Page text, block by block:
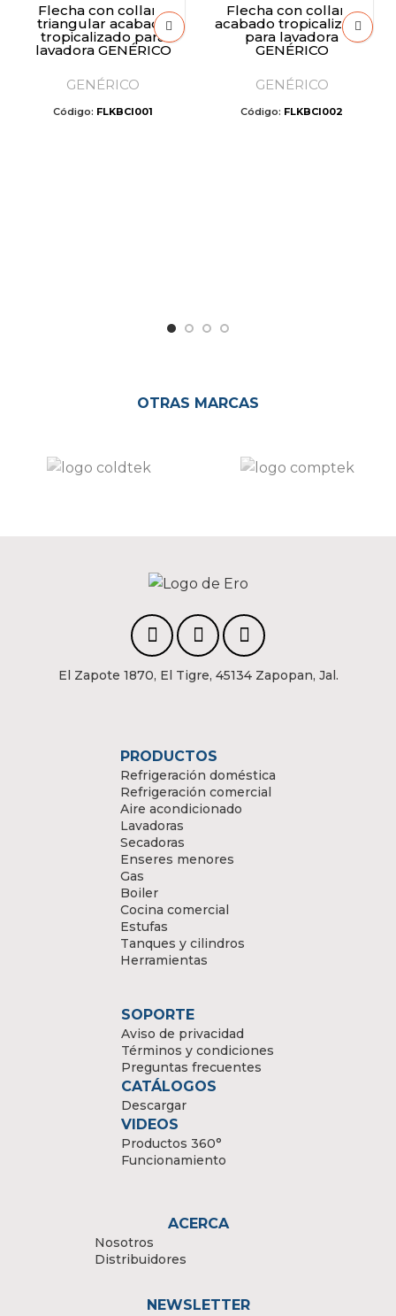
Flecha con collarin
triangular acabado
tropicalizado para
lavadora GENÉRICO
GENÉRICO
Código: FLKBCI001
Flecha con collarin
acabado tropicalizado
para lavadora
GENÉRICO
GENÉRICO
Código: FLKBCI002
OTRAS MARCAS
El Zapote 1870, El Tigre, 45134 Zapopan, Jal.
PRODUCTOS
Refrigeración doméstica
Refrigeración comercial
Aire acondicionado
Lavadoras
Secadoras
Enseres menores
Gas
Boiler
Cocina comercial
Estufas
Tanques y cilindros
Herramientas
SOPORTE
Aviso de privacidad
Términos y condiciones
Preguntas frecuentes
CATÁLOGOS
Descargar
VIDEOS
Productos 360°
Funcionamiento
ACERCA
Nosotros
Distribuidores
NEWSLETTER